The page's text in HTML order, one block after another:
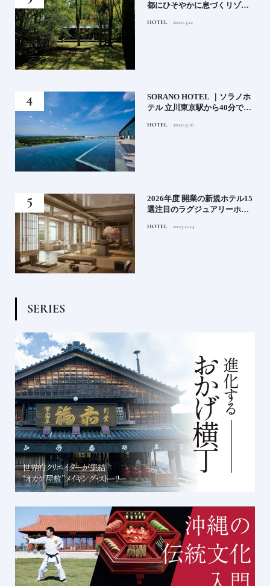
都にひそやかに息づくリゾー
HOTEL 2020.3.12
SORANO HOTEL ｜ソラノホ
テル 立川東京駅から40分で行
HOTEL 2020.9.16
2026年度 開業の新規ホテル15
選注目のラグジュアリーホテ
ィホテルまでご紹介【後編】
HOTEL 2025.11.24
SERIES